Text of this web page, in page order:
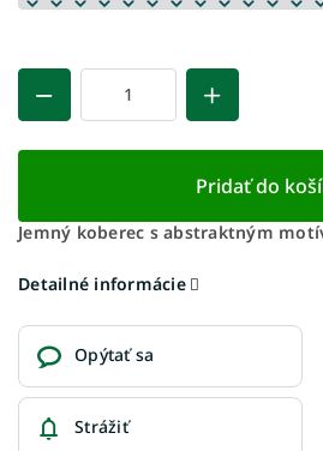
Pridať do
Jemný koberec s abstraktným
Detailné informácie
Opýtať sa
Strážiť